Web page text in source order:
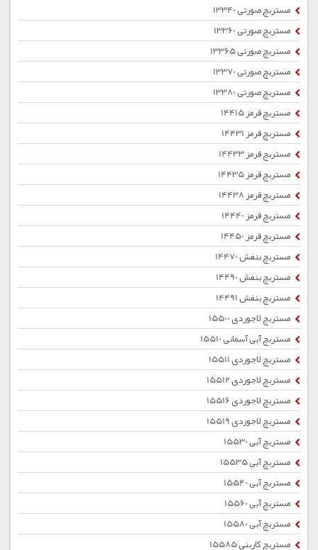
مستربچ صورتی 13340
مستربچ صورتی 13360
مستربچ صورتی 13365
مستربچ صورتی 13370
مستربچ صورتی 13380
مستربچ قرمز 14415
مستربچ قرمز 14431
مستربچ قرمز 14433
مستربچ قرمز 14435
مستربچ قرمز 14438
مستربچ قرمز 14440
مستربچ قرمز 14450
مستربچ بنفش 14470
مستربچ بنفش 14490
مستربچ بنفش 14491
مستربچ لاجوردی 15500
مستربچ آبی آسمانی 15510
مستربچ لاجوردی 15511
مستربچ لاجوردی 15512
مستربچ لاجوردی 15516
مستربچ لاجوردی 15519
مستربچ آبی 15530
مستربچ آبی 15535
مستربچ آبی 15540
مستربچ آبی 15560
مستربچ آبی 15580
مستربچ کاربنی 15585